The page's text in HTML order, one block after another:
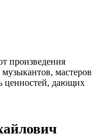
произведения
мастеров
ценностей, дающих